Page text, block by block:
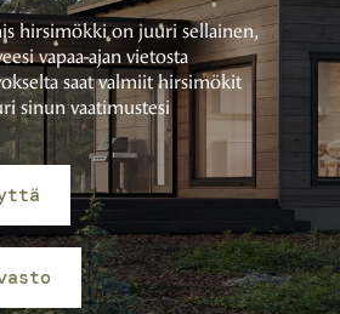
hirsimökki on juuri sellainen,
vapaa-ajan vietosta
saat valmiit hirsimökit
sinun vaatimustesi